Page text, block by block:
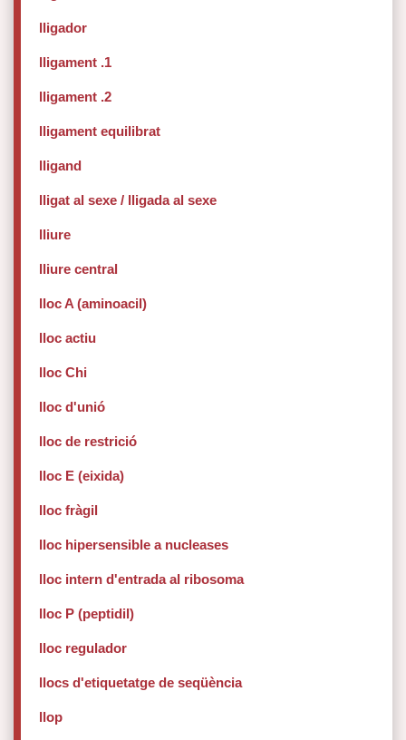
lligador
lligament .1
lligament .2
lligament equilibrat
lligand
lligat al sexe / lligada al sexe
lliure
lliure central
lloc A (aminoacil)
lloc actiu
lloc Chi
lloc d'unió
lloc de restrició
lloc E (eixida)
lloc fràgil
lloc hipersensible a nucleases
lloc intern d'entrada al ribosoma
lloc P (peptidil)
lloc regulador
llocs d'etiquetatge de seqüència
llop